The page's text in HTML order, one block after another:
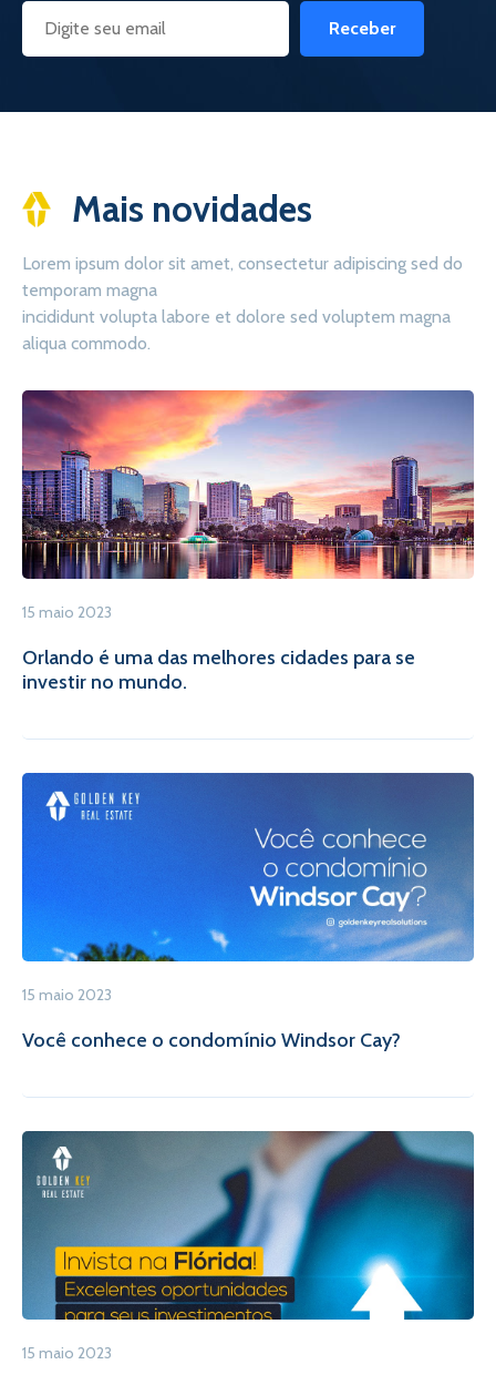
Receber
Mais novidades
Lorem ipsum dolor sit amet, consectetur adipiscing sed do
temporam magna
incididunt volupta labore et dolore sed voluptem magna
aliqua commodo.
15 maio 2023
Orlando é uma das melhores cidades para se
investir no mundo.
15 maio 2023
Você conhece o condomínio Windsor Cay?
15 maio 2023